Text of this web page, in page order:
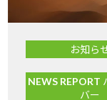
お知ら
NEWS REPORT
バー